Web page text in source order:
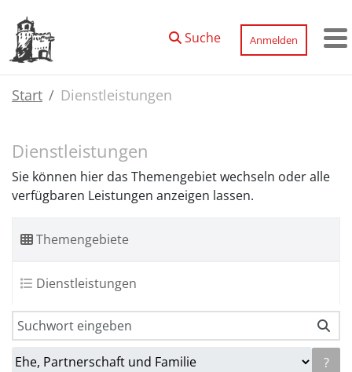
Zum Hauptinhalt springen
Suche
Anmelden
Start Dienstleistungen
Dienstleistungen
Sie können hier das Themengebiet wechseln oder alle
verfügbaren Leistungen anzeigen lassen.
Themengebiete
Dienstleistungen
?